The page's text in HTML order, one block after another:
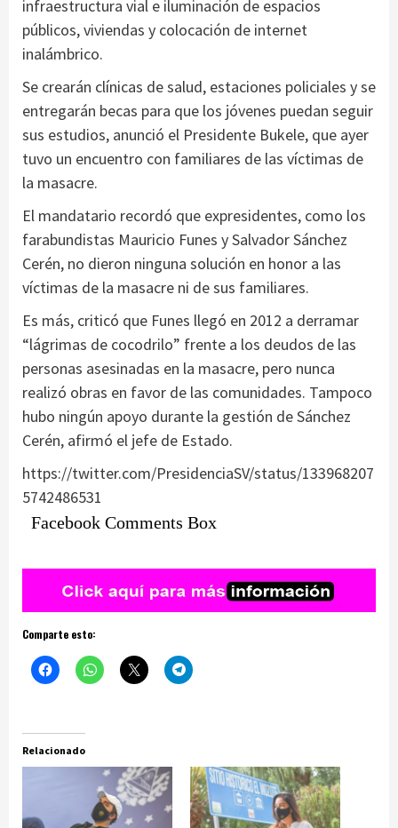
infraestructura vial e iluminación de espacios
públicos, viviendas y colocación de internet
inalámbrico.
Se crearán clínicas de salud, estaciones policiales y se
entregarán becas para que los jóvenes puedan seguir
sus estudios, anunció el Presidente Bukele, que ayer
tuvo un encuentro con familiares de las víctimas de
la masacre.
El mandatario recordó que expresidentes, como los
farabundistas Mauricio Funes y Salvador Sánchez
Cerén, no dieron ninguna solución en honor a las
víctimas de la masacre ni de sus familiares.
Es más, criticó que Funes llegó en 2012 a derramar
“lágrimas de cocodrilo” frente a los deudos de las
personas asesinadas en la masacre, pero nunca
realizó obras en favor de las comunidades. Tampoco
hubo ningún apoyo durante la gestión de Sánchez
Cerén, afirmó el jefe de Estado.
https://twitter.com/PresidenciaSV/status/133968207
5742486531
Facebook Comments Box
Comparte esto:
Relacionado